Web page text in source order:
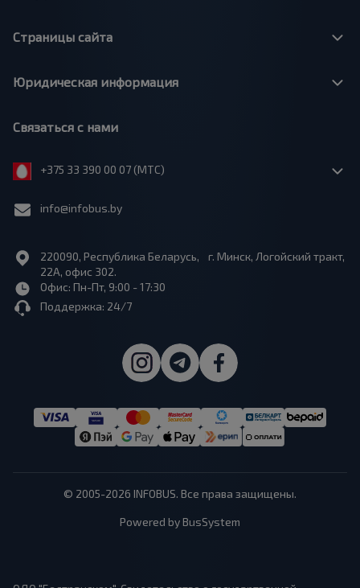
Страницы сайта
Юридическая информация
Связаться с нами
+375 33 390 00 07 (МТС)
info@infobus.by
220090, Республика Беларусь, г. Минск, Логойский тракт,
22А, офис 302.
Офис: Пн-Пт, 9:00 - 17:30
Поддержка: 24/7
© 2005-2026 INFOBUS. Все права защищены.
Powered by BusSystem